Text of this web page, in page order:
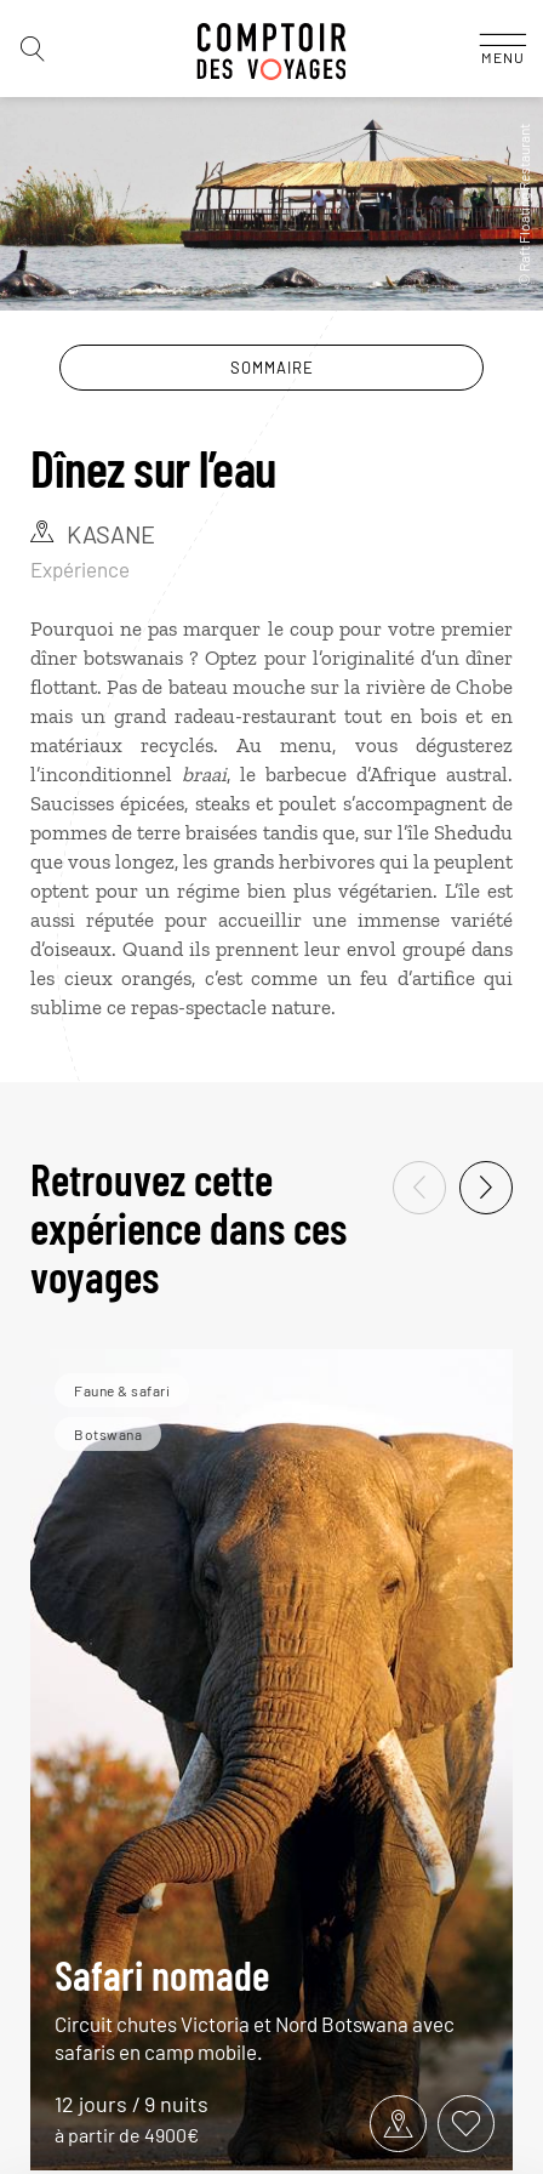
MENU
SOMMAIRE
Dînez sur l’eau
KASANE
Expérience
Pourquoi ne pas marquer le coup pour votre premier
dîner botswanais ? Optez pour l’originalité d’un dîner
flottant. Pas de bateau mouche sur la rivière de Chobe
mais un grand radeau-restaurant tout en bois et en
matériaux recyclés. Au menu, vous dégusterez
l’inconditionnel braai, le barbecue d’Afrique austral.
Saucisses épicées, steaks et poulet s’accompagnent de
pommes de terre braisées tandis que, sur l’île Shedudu
que vous longez, les grands herbivores qui la peuplent
optent pour un régime bien plus végétarien. L’île est
aussi réputée pour accueillir une immense variété
d’oiseaux. Quand ils prennent leur envol groupé dans
les cieux orangés, c’est comme un feu d’artifice qui
sublime ce repas-spectacle nature.
Retrouvez cette
expérience dans ces
voyages
Faune & safari
Botswana
Safari nomade
Circuit chutes Victoria et Nord Botswana avec
safaris en camp mobile.
12 jours / 9 nuits
à partir de 4900€